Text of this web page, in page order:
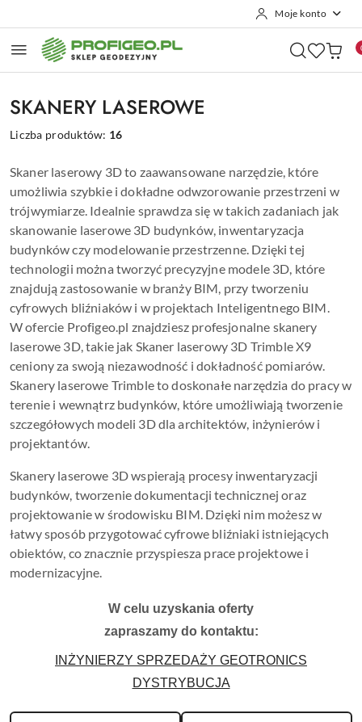
Moje konto
SKANERY LASEROWE
Liczba produktów: 16
Skaner laserowy 3D to zaawansowane narzędzie, które
umożliwia szybkie i dokładne odwzorowanie przestrzeni w
trójwymiarze. Idealnie sprawdza się w takich zadaniach jak
skanowanie laserowe 3D budynków, inwentaryzacja
budynków czy modelowanie przestrzenne. Dzięki tej
technologii można tworzyć precyzyjne modele 3D, które
znajdują zastosowanie w branży BIM, przy tworzeniu
cyfrowych bliźniaków i w projektach Inteligentnego BIM.
W ofercie Profigeo.pl znajdziesz profesjonalne skanery
laserowe 3D, takie jak Skaner laserowy 3D Trimble X9
ceniony za swoją niezawodność i dokładność pomiarów.
Skanery laserowe Trimble to doskonałe narzędzia do pracy w
terenie i wewnątrz budynków, które umożliwiają tworzenie
szczegółowych modeli 3D dla architektów, inżynierów i
projektantów.
Skanery laserowe 3D wspierają procesy inwentaryzacji
budynków, tworzenie dokumentacji technicznej oraz
projektowanie w środowisku BIM. Dzięki nim możesz w
łatwy sposób przygotować cyfrowe bliźniaki istniejących
obiektów, co znacznie przyspiesza prace projektowe i
modernizacyjne.
W celu uzyskania oferty
zapraszamy do kontaktu:
INŻYNIERZY SPRZEDAŻY GEOTRONICS
DYSTRYBUCJA